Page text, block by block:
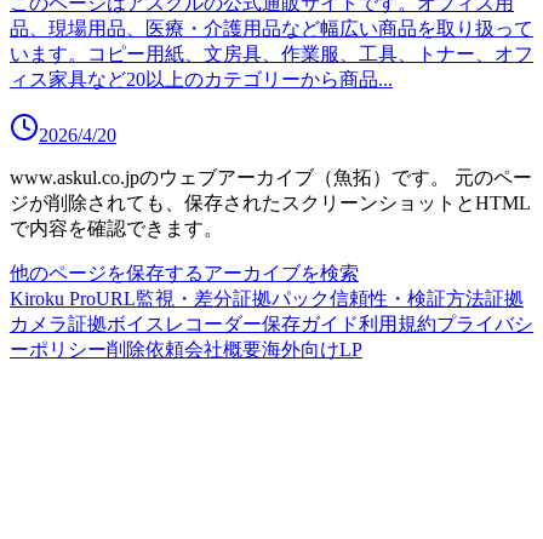
品、現場用品、医療・介護用品など幅広い商品を取り扱って
います。コピー用紙、文房具、作業服、工具、トナー、オフ
ィス家具など20以上のカテゴリーから商品...
2026/4/20
www.askul.co.jpのウェブアーカイブ（魚拓）です。
元のペー
ジが削除されても、保存されたスクリーンショットとHTML
で内容を確認できます。
他のページを保存するアーカイブを検索
Kiroku ProURL監視・差分証拠パック信頼性・検証方法証拠
カメラ証拠ボイスレコーダー保存ガイド利用規約プライバシ
ーポリシー削除依頼会社概要海外向けLP